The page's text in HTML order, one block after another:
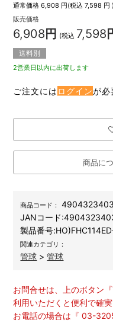
通常価格 6,908 円(税込7,598 円 )
販売価格
6,908 円 (税込 7,598
送料別
2営業日以内に出荷します
ご注文には ログインが必
商品に
商品コード：
JANコード:
製品番号:
関連カテゴリ：
管球 >管球
お問合せは、上のボタン
利用いただくと便利で確実
お電話の場合は『 03-